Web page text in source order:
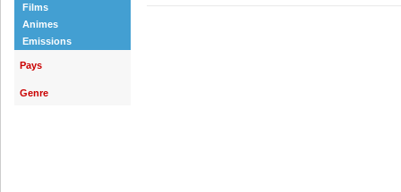
Films
Animes
Emissions
Pays
Genre